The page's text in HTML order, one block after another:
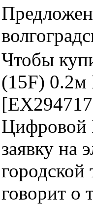
Чтобы
(15F)
Цифровой
заявку на
говорит о